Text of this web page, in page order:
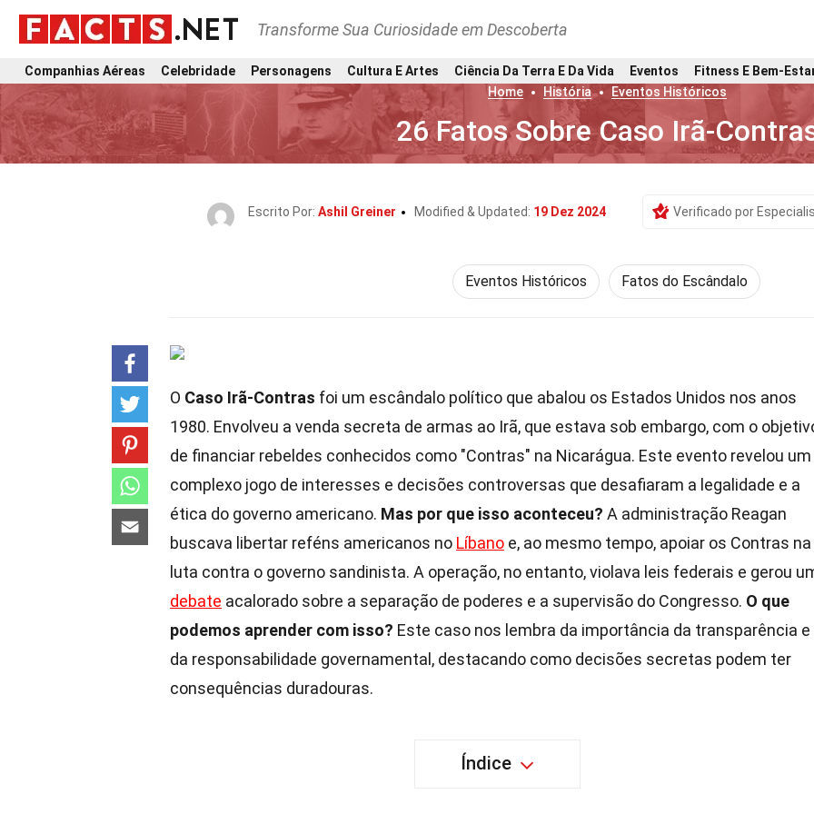
Transforme Sua Curiosidade em Descoberta
Companhias Aéreas Celebridade Personagens Cultura E Artes Ciência Da Terra E Da Vida Eventos
Fitness E Bem-
Home
História Eventos Históricos
26 Fatos Sobre Caso Irã-
Escrito Por: Ashil Greiner Modified & Updated: 19 Dez 2024 Verificado por
Eventos Históricos Fatos do Escândalo
O Caso Irã-Contras foi um escândalo político que abalou os Estados Unidos nos anos
1980. Envolveu a venda secreta de armas ao Irã, que estava sob embargo, com o
de financiar rebeldes conhecidos como "Contras" na Nicarágua. Este evento revelou um
complexo jogo de interesses e decisões controversas que desafiaram a legalidade e a
ética do governo americano. Mas por que isso aconteceu? A administração Reagan
buscava libertar reféns americanos no Líbano e, ao mesmo tempo, apoiar os Contras na
luta contra o governo sandinista. A operação, no entanto, violava leis federais e gerou
debate acalorado sobre a separação de poderes e a supervisão do Congresso. O que
podemos aprender com isso? Este caso nos lembra da importância da transparência e
da responsabilidade governamental, destacando como decisões secretas podem ter
consequências duradouras.
Índice